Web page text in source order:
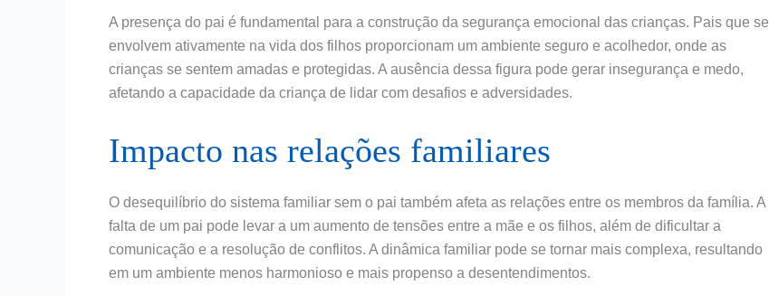
A presença do pai é fundamental para a construção da segurança emocional das crianças. Pais que se
envolvem ativamente na vida dos filhos proporcionam um ambiente seguro e acolhedor, onde as
crianças se sentem amadas e protegidas. A ausência dessa figura pode gerar insegurança e medo,
afetando a capacidade da criança de lidar com desafios e adversidades.
Impacto nas relações familiares
O desequilíbrio do sistema familiar sem o pai também afeta as relações entre os membros da família. A
falta de um pai pode levar a um aumento de tensões entre a mãe e os filhos, além de dificultar a
comunicação e a resolução de conflitos. A dinâmica familiar pode se tornar mais complexa, resultando
em um ambiente menos harmonioso e mais propenso a desentendimentos.